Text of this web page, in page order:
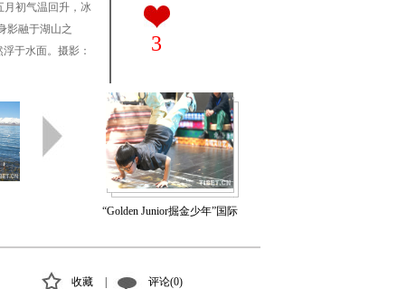
月初气温回升，冰
影融于湖山之
于水面。摄影：
3
“Golden Junior掘金少年”国际
收藏 评论(0)